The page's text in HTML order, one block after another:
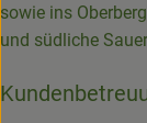
sowie ins
und südliche